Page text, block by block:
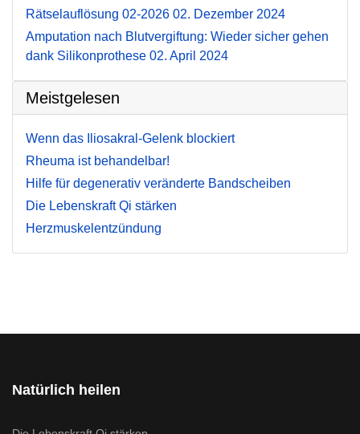
Rätselauflösung 02-2026 02. Dezember 2024
Amputation nach Blutvergiftung: Wieder sicher gehen
dank Silikonprothese 02. April 2024
Meistgelesen
Wenn das Iliosakral-Gelenk blockiert
Rheuma ist behandelbar!
Hilfe für degenerativ veränderte Bandscheiben
Die Lebenskraft Qi stärken
Herzmuskelentzündung
Natürlich heilen